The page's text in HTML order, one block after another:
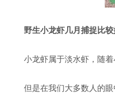
野生小龙虾几月捕捉比
小龙虾属于淡水虾，随
但是在我们大多数人的